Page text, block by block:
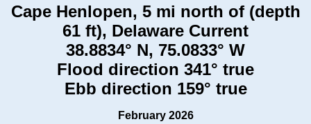
Cape Henlopen, 5 mi north of (depth
61 ft), Delaware Current
38.8834° N, 75.0833° W
Flood direction 341° true
Ebb direction 159° true
February 2026